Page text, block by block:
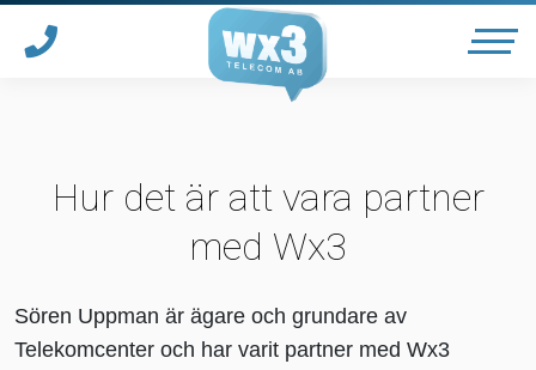
Telefonväxel
Ärendehanteringssystem
Hur det är att vara partner
med Wx3
Sören Uppman är ägare och grundare av
Telekomcenter och har varit partner med Wx3